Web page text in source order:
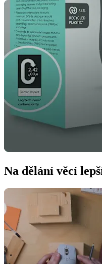
Na dělání věcí